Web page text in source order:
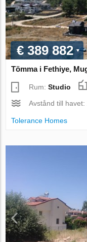
€ 389 882
Tömma i Fethiye,
Rum:Studio
Avstånd till havet:
Tolerance Homes